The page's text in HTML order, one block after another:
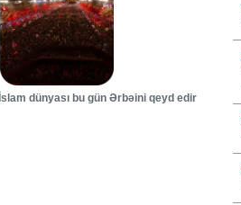
İslam dünyası bu gün Ərbəini qeyd edir